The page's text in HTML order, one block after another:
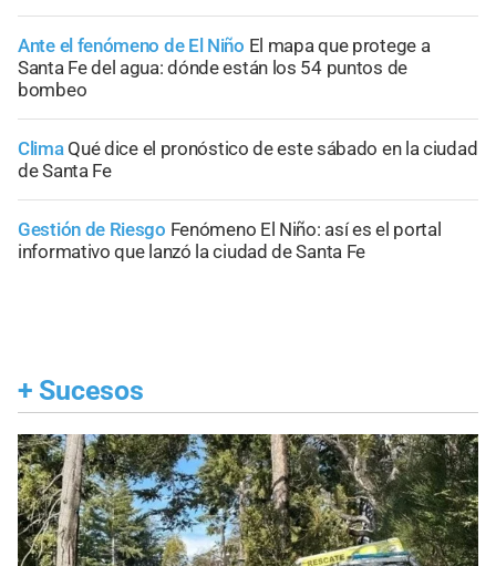
Ante el fenómeno de El Niño El mapa que protege a
Santa Fe del agua: dónde están los 54 puntos de
bombeo
Clima Qué dice el pronóstico de este sábado en la ciudad
de Santa Fe
Gestión de Riesgo Fenómeno El Niño: así es el portal
informativo que lanzó la ciudad de Santa Fe
+ Sucesos